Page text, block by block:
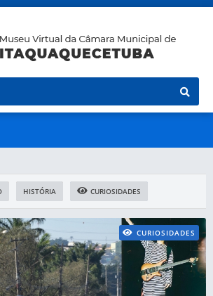
HISTÓRIA CURIOSIDADES
CURIOSIDADES